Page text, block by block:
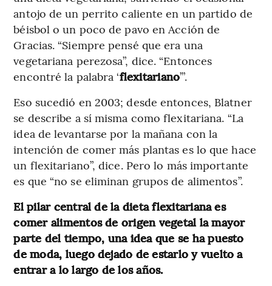
antojo de un perrito caliente en un partido de
béisbol o un poco de pavo en Acción de
Gracias. “Siempre pensé que era una
vegetariana perezosa”, dice. “Entonces
encontré la palabra ‘flexitariano’”.
Eso sucedió en 2003; desde entonces, Blatner
se describe a sí misma como flexitariana. “La
idea de levantarse por la mañana con la
intención de comer más plantas es lo que hace
un flexitariano”, dice. Pero lo más importante
es que “no se eliminan grupos de alimentos”.
El pilar central de la dieta flexitariana es
comer alimentos de origen vegetal la mayor
parte del tiempo, una idea que se ha puesto
de moda, luego dejado de estarlo y vuelto a
entrar a lo largo de los años.